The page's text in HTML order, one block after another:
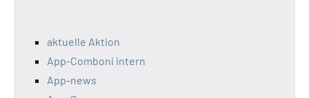
aktuelle Aktion
App-Comboni intern
App-news